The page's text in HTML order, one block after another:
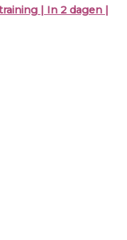
| In 2 dagen |